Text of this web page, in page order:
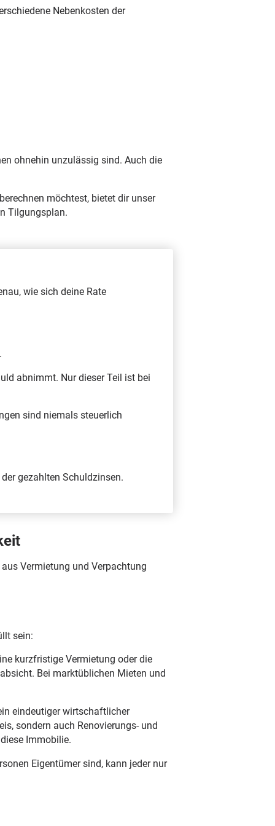
Nebenkosten der
ohnehin unzulässig sind. Auch die
möchtest, bietet dir unser
Tilgungsplan.
wie sich deine Rate
abnimmt. Nur dieser Teil ist bei
sind niemals steuerlich
gezahlten Schuldzinsen.
Vermietung und Verpachtung
sein:
kurzfristige Vermietung oder die
Bei marktüblichen Mieten und
eindeutiger wirtschaftlicher
sondern auch Renovierungs- und
Immobilie.
Eigentümer sind, kann jeder nur